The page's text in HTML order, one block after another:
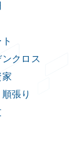
クロス
家
張り